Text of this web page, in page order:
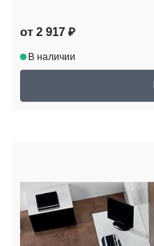
от 2 917 ₽
В наличии